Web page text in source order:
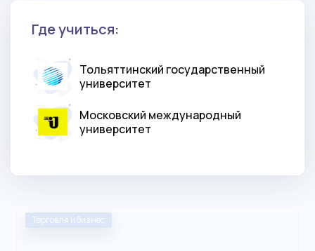
Где учиться:
Тольяттинский государственный
университет
Московский международный
университет
Торговля и бизнес